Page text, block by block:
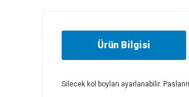
Ürün Bilgisi
Silecek kol boyları ayarlanabilir.